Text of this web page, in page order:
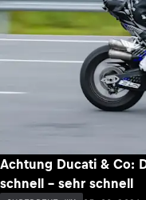
Achtung Ducati & Co:
schnell – sehr schnell